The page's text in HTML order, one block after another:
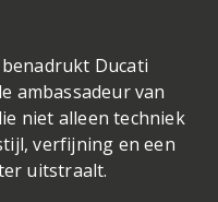
Ducati
ambassadeur van
niet alleen techniek
verfijning en een
uitstraalt.